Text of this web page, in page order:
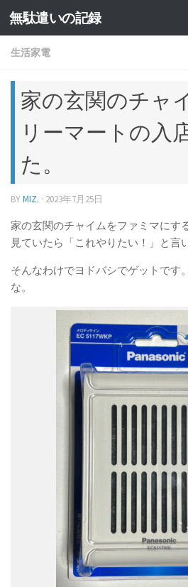
コンテンツへスキップ
無駄遣いの記録
生活家電
家の玄関のチャ
リーマートの入
た。
BYMIZ. · 2023年7月25日
家の玄関のチャイムをファミマにす
見ていたら「これやりたい！」と言
そんなわけでヨドバシでゲットです
な。